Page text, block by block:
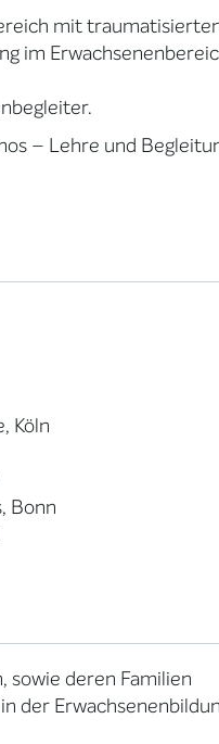
mit
im
– Lehre und
Köln
Bonn
sowie deren Familien
der